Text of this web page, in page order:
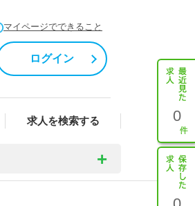
マイページでできること
ログイン
求人を検索する 0